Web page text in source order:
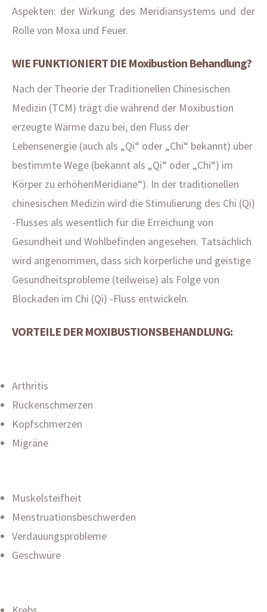
Aspekten: der Wirkung des Meridiansystems und der
Rolle von Moxa und Feuer.
WIE FUNKTIONIERT DIE Moxibustion Behandlung?
Nach der Theorie der Traditionellen Chinesischen
Medizin (TCM) trägt die während der Moxibustion
erzeugte Wärme dazu bei, den Fluss der
Lebensenergie (auch als „Qi“ oder „Chi“ bekannt) über
bestimmte Wege (bekannt als „Qi“ oder „Chi“) im
Körper zu erhöhenMeridiane“). In der traditionellen
chinesischen Medizin wird die Stimulierung des Chi (Qi)
-Flusses als wesentlich für die Erreichung von
Gesundheit und Wohlbefinden angesehen. Tatsächlich
wird angenommen, dass sich körperliche und geistige
Gesundheitsprobleme (teilweise) als Folge von
Blockaden im Chi (Qi) -Fluss entwickeln.
VORTEILE DER MOXIBUSTIONSBEHANDLUNG:
Arthritis
Rückenschmerzen
Kopfschmerzen
Migräne
Muskelsteifheit
Menstruationsbeschwerden
Verdauungsprobleme
Geschwüre